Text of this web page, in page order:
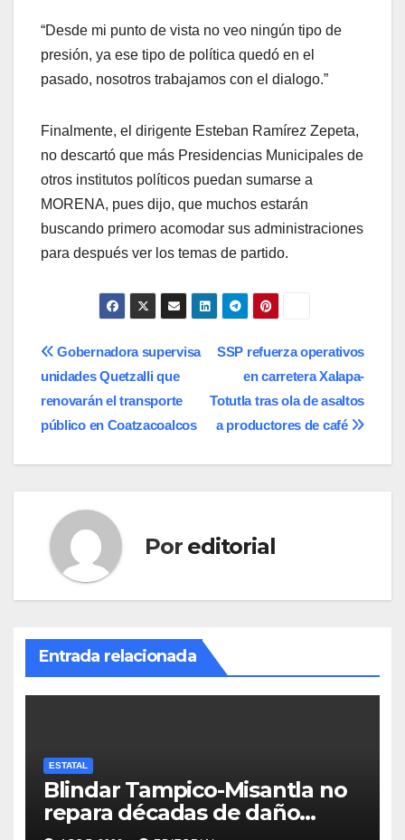
“Desde mi punto de vista no veo ningún tipo de
presión, ya ese tipo de política quedó en el
pasado, nosotros trabajamos con el dialogo.”
Finalmente, el dirigente Esteban Ramírez Zepeta,
no descartó que más Presidencias Municipales de
otros institutos políticos puedan sumarse a
MORENA, pues dijo, que muchos estarán
buscando primero acomodar sus administraciones
para después ver los temas de partido.
Navegación
de
entradas
SSP refuerza operativos
en carretera Xalapa-
Totutla tras ola de asaltos
a productores de café
Gobernadora supervisa
unidades Quetzalli que
renovarán el transporte
público en Coatzacoalcos
Por editorial
Entrada relacionada
ESTATAL
Blindar Tampico-Misantla no
repara décadas de daño